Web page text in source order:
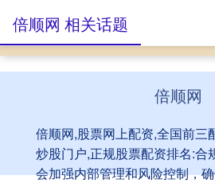
倍顺网
倍顺网,股票网上配资,全国前三
炒股门户,正规股票配资排名:合
会加强内部管理和风险控制，
倍顺网 相关话题